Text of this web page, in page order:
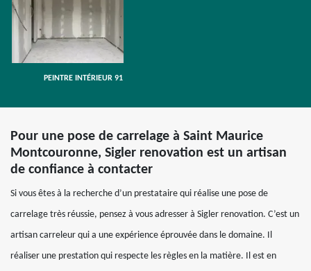
PEINTRE INTÉRIEUR 91
Pour une pose de carrelage à Saint Maurice
Montcouronne, Sigler renovation est un artisan
de confiance à contacter
Si vous êtes à la recherche d’un prestataire qui réalise une pose de
carrelage très réussie, pensez à vous adresser à Sigler renovation. C’est un
artisan carreleur qui a une expérience éprouvée dans le domaine. Il
réaliser une prestation qui respecte les règles en la matière. Il est en